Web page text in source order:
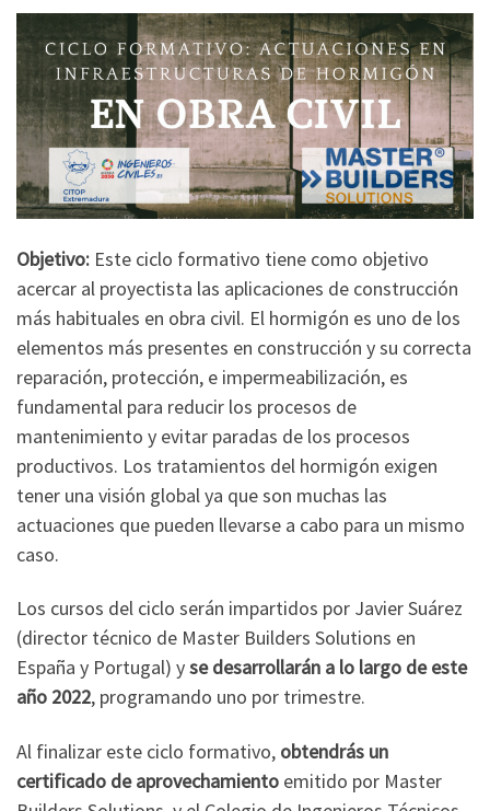
Objetivo: Este ciclo formativo tiene como objetivo
acercar al proyectista las aplicaciones de construcción
más habituales en obra civil. El hormigón es uno de los
elementos más presentes en construcción y su correcta
reparación, protección, e impermeabilización, es
fundamental para reducir los procesos de
mantenimiento y evitar paradas de los procesos
productivos. Los tratamientos del hormigón exigen
tener una visión global ya que son muchas las
actuaciones que pueden llevarse a cabo para un mismo
caso.
Los cursos del ciclo serán impartidos por Javier Suárez
(director técnico de Master Builders Solutions en
España y Portugal) yse desarrollarán a lo largo de este
año 2022, programando uno por trimestre.
Al finalizar este ciclo formativo, obtendrás un
certificado de aprovechamiento emitido por Master